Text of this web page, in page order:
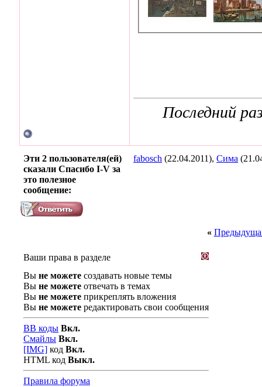
Последний
Эти 2 пользователя(ей)
сказали Спасибо I-V за
это полезное
сообщение:
fabosch (22.04.2011), Сима
«
Ваши права в разделе
Вы не можете создавать новые темы
Вы не можете отвечать в темах
Вы не можете прикреплять вложения
Вы не можете редактировать свои сообщения
BB коды Вкл.
Смайлы Вкл.
[IMG] код Вкл.
HTML код Выкл.
Правила форума